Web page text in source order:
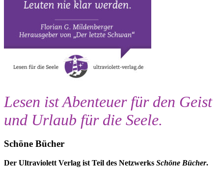
Lesen ist Abenteuer für den Geist
und Urlaub für die Seele.
Schöne Bücher
Der Ultraviolett Verlag ist Teil des Netzwerks Schöne Bücher.